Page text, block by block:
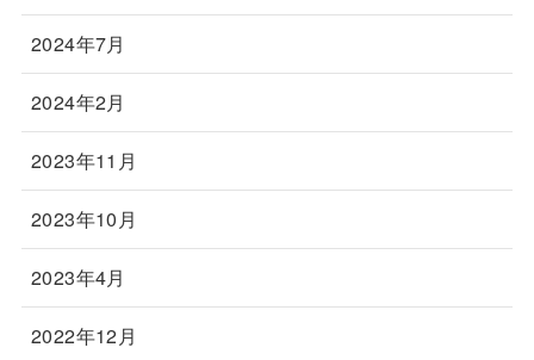
2024年7月
2024年2月
2023年11月
2023年10月
2023年4月
2022年12月